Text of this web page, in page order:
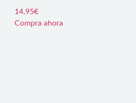
14,95€
Compra ahora